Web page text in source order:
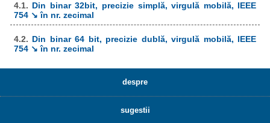
4.1. Din binar 32bit, precizie simplă, virgulă mobilă, IEEE
754 ↘ în nr. zecimal
4.2. Din binar 64 bit, precizie dublă, virgulă mobilă, IEEE
754 ↘ în nr. zecimal
despre
sugestii